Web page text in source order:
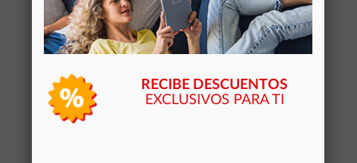
carrito carrito
RECIBE DESCUENTOS
EXCLUSIVOS PARA TI